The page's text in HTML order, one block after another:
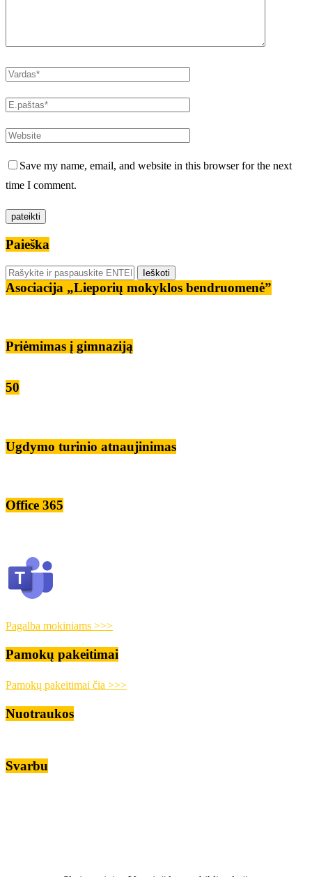
Save my name, email, and website in this browser for the next
time I comment.
Paieška
Asociacija „Lieporių mokyklos bendruomenė”
Priėmimas į gimnaziją
50
Ugdymo turinio atnaujinimas
Office 365
Pagalba mokiniams >>>
Pamokų pakeitimai
Pamokų pakeitimai čia >>>
Nuotraukos
Svarbu